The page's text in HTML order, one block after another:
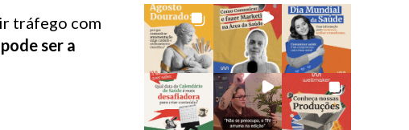
tráfego com
ser a